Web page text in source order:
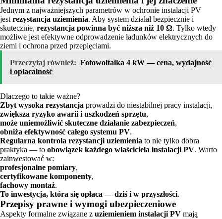
Jednym z najważniejszych parametrów w ochronie instalacji PV
jest rezystancja uziemienia. Aby system działał bezpiecznie i
skutecznie, rezystancja powinna być niższa niż 10 Ω. Tylko wtedy
możliwe jest efektywne odprowadzenie ładunków elektrycznych do
ziemi i ochrona przed przepięciami.
Przeczytaj również: Fotowoltaika 4 kW — cena, wydajność
i opłacalność
Dlaczego to takie ważne?
Zbyt wysoka rezystancja prowadzi do niestabilnej pracy instalacji,
zwiększa ryzyko awarii i uszkodzeń sprzętu,
może uniemożliwić skuteczne działanie zabezpieczeń,
obniża efektywność całego systemu PV.
Regularna kontrola rezystancji uziemienia to nie tylko dobra
praktyka — to obowiązek każdego właściciela instalacji PV. Warto
zainwestować w:
profesjonalne pomiary,
certyfikowane komponenty,
fachowy montaż.
To inwestycja, która się opłaca — dziś i w przyszłości.
Przepisy prawne i wymogi ubezpieczeniowe
Aspekty formalne związane z uziemieniem instalacji PV mają